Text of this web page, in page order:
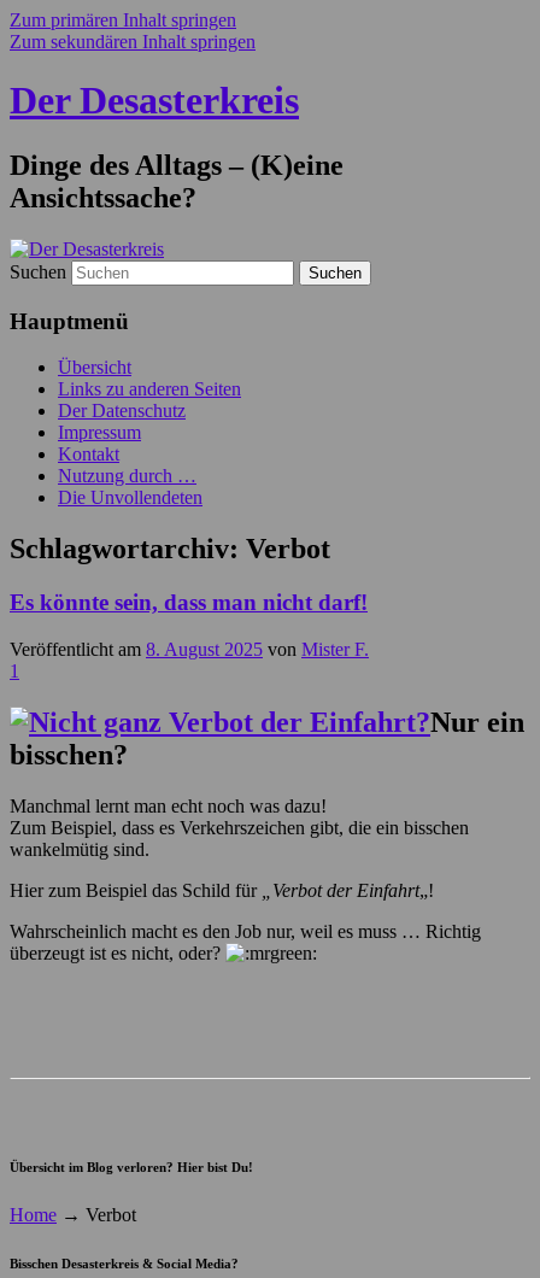
Zum primären Inhalt springen
Zum sekundären Inhalt springen
Der Desasterkreis
Dinge des Alltags – (K)eine
Ansichtssache?
Suchen
Hauptmenü
Übersicht
Links zu anderen Seiten
Der Datenschutz
Impressum
Kontakt
Nutzung durch …
Die Unvollendeten
Schlagwortarchiv: Verbot
Es könnte sein, dass man nicht darf!
Veröffentlicht am 8. August 2025 von Mister F.
1
Nur ein
bisschen?
Manchmal lernt man echt noch was dazu!
Zum Beispiel, dass es Verkehrszeichen gibt, die ein bisschen
wankelmütig sind.
Hier zum Beispiel das Schild für
„Verbot der Einfahrt„!
Wahrscheinlich macht es den Job nur, weil es muss … Richtig
überzeugt ist es nicht, oder?
Übersicht im Blog verloren? Hier bist Du!
Home → Verbot
Bisschen Desasterkreis & Social Media?